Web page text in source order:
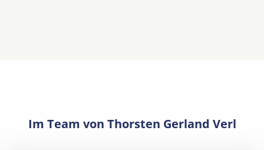
Im Team von Thorsten Gerland Verl